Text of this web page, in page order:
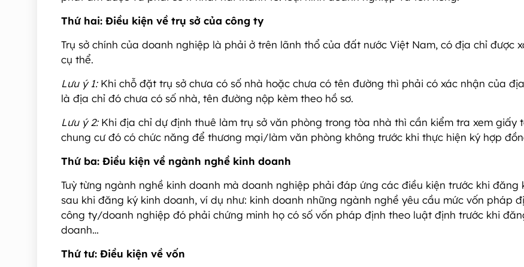
Thứ hai: Điều kiện về trụ sở của công ty
Trụ sở chính của doanh nghiệp là phải ở trên lãnh thổ của đất nước Việt Nam, có địa chỉ được
cụ thể.
Lưu ý 1:Khi chỗ đặt trụ sở chưa có số nhà hoặc chưa có tên đường thì phải có xác nhận của
là địa chỉ đó chưa có số nhà, tên đường nộp kèm theo hồ sơ.
Lưu ý 2:Khi địa chỉ dự định thuê làm trụ sở văn phòng trong tòa nhà thì cần kiểm tra xem giấy
chung cư đó có chức năng để thương mại/làm văn phòng không trước khi thực hiện ký hợp
Thứ ba: Điều kiện về ngành nghề kinh doanh
Tuỳ từng ngành nghề kinh doanh mà doanh nghiệp phải đáp ứng các điều kiện trước khi đăng
sau khi đăng ký kinh doanh, ví dụ như: kinh doanh những ngành nghề yêu cầu mức vốn pháp
công ty/doanh nghiệp đó phải chứng minh họ có số vốn pháp định theo luật định trước khi
doanh…
Thứ tư: Điều kiện về vốn